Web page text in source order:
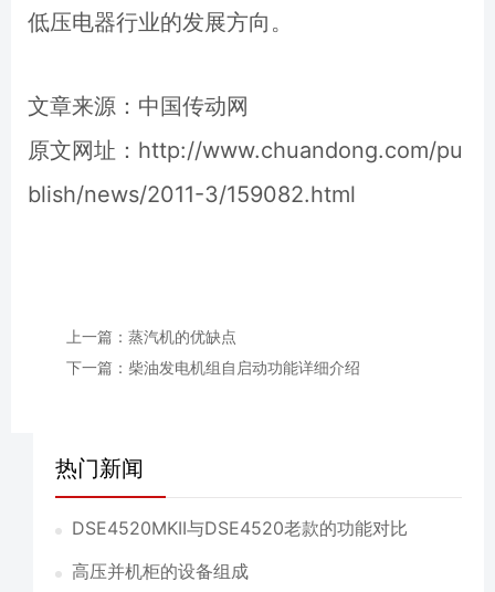
低压电器行业的发展方向。
文章来源：中国传动网
原文网址：http://www.chuandong.com/pu
blish/news/2011-3/159082.html
上一篇：蒸汽机的优缺点
下一篇：柴油发电机组自启动功能详细介绍
热门新闻
DSE4520MKII与DSE4520老款的功能对比
高压并机柜的设备组成